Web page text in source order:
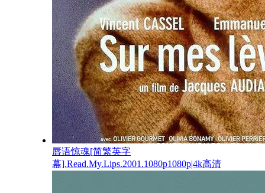
唇语惊魂[简繁英字
幕].Read.My.Lips.2001.1080p1080p|4k高清